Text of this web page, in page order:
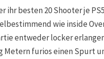
ihr besten 20 Shooter je
wie inside
entweder locker
Metern furios einen Spurt